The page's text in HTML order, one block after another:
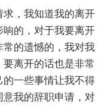
，我知道我的离开
的，对于我要离开
的遗憾的，我对我
离开的话也是非常
一些事情让我不得
我的辞职申请，对